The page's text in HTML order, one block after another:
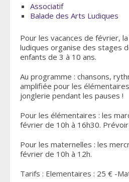
Associatif
Balade des Arts Ludiques
Pour les vacances de février,
ludiques organise des stages
enfants de 3 à 10 ans.
Au programme : chansons,
amplifiée pour les
jonglerie pendant les pauses !
Pour les élémentaires : les
février de 10h à 16h30.
Pour les maternelles : les
février de 10h à 12h.
Tarifs : Elementaires : 25 € -